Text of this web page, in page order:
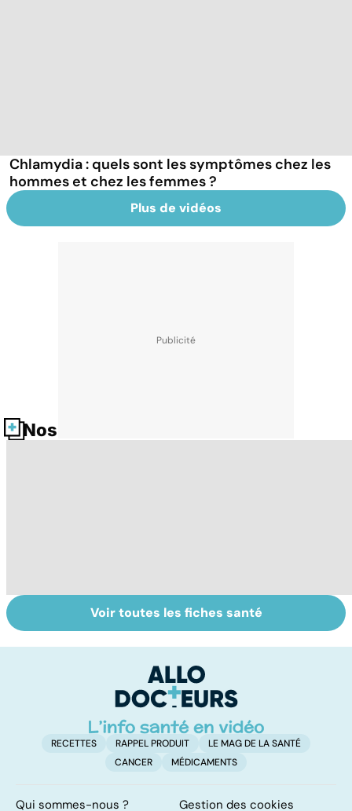
Chlamydia : quels sont les symptômes chez les
hommes et chez les femmes ?
Plus de vidéos
Nos fiches santé
Covid-19 : tout
savoir sur la
Variole du singe :
symptômes,
traitements
Voir toutes les fiches santé
RECETTES RAPPEL PRODUIT
LE MAG DE LA SANTÉ
CANCER
MÉDICAMENTS
Qui sommes-nous ? Gestion des cookies